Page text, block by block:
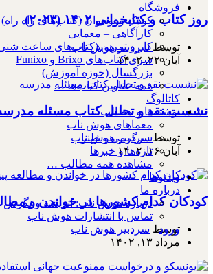
فروشگاه
کودک و نوجوان (کتاب‌های راه راه)
کارآگاهی – معمایی
کار و تمرین (کتاب‌های ساعت
سری کتاب‌های Brixo و Funixo
بزرگسال (حوزه آموزش)
همه عناوین کتاب‌ها …
کاتالوگ
نوشته‌ها و مطالب
معماهای هوش ناب
سرگرمی و طنز
تازه‌ها و خبرها
مشاهده همه مطالب …
ویدئوها
درباره ما
درباره هوش ناب: اندیشه و نگرش
تماس با انتشارات هوش ناب
ورود
روز کتاب و کتابخوانی ۱۴۰۲ (۲۰۲۳)
توسطسردبیر هوش ناب
آبان ۲۲, ۱۴۰۲
نشست نقد و تحلیل کتاب مسئله
توسطسردبیر هوش ناب
آبان ۱۶, ۱۴۰۲
کودکان کدام کشورها در خواندن و
توسط سردبیر هوش ناب
مرداد ۱۳, ۱۴۰۲